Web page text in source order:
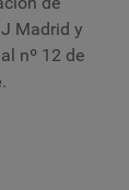
Madrid y
nº 12 de
.